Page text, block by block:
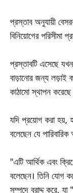
প্রস্তাব অনুযায়ী
বিনিয়োগের পরিসীমা
প্রস্তাবটি এসেছে
বাড়ানোর জন্য লড়াই
কাঠামো স্থাপন
যদি প্রয়োগ করা হয়,
বলেছেন যে
"এটি আর্থিক এবং
বলেছেন। তিনি যোগ
সম্পদে বরাদ্দ করে,